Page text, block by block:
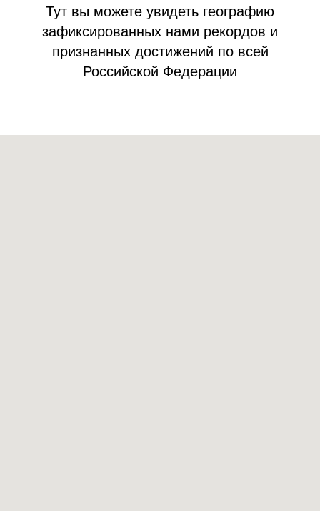
Тут вы можете увидеть географию
зафиксированных нами рекордов и
признанных достижений по всей
Российской Федерации